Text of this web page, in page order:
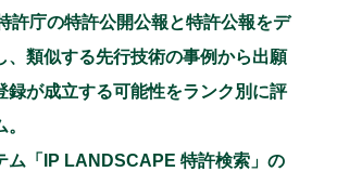
許庁の特許公開公報と特許公報をデ
、類似する先行技術の事例から出願
録が成立する可能性をランク別に評
ム「IP LANDSCAPE 特許検索」の